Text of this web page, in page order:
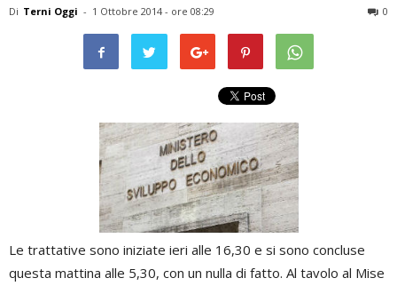
Di Terni Oggi - 1 Ottobre 2014 - ore 08:29 0
Le trattative sono iniziate ieri alle 16,30 e si sono concluse
questa mattina alle 5,30, con un nulla di fatto. Al tavolo al Mise